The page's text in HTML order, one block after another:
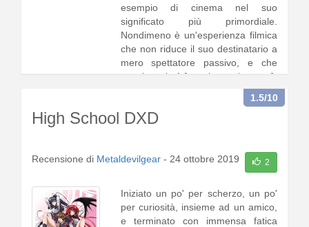
esempio di cinema nel suo
significato più primordiale.
Nondimeno è un'esperienza filmica
che non riduce il suo destinatario a
mero spettatore passivo, e che
acquista ulte1 [continua a leggere]
High School DXD
1.5/10
Recensione di Metaldevilgear - 24 ottobre 2019 2
Iniziato un po' per scherzo, un po'
per curiosità, insieme ad un amico,
e terminato con immensa fatica